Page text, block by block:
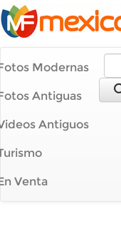
Modernas
Antiguas
Antiguos
Venta